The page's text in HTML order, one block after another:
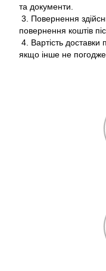
та документи.
3. Повернення
повернення коштів
4. Вартість доставки
якщо інше не